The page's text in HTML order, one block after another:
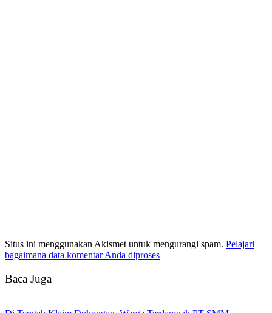
Situs ini menggunakan Akismet untuk mengurangi spam. Pelajari
bagaimana data komentar Anda diproses
Baca Juga